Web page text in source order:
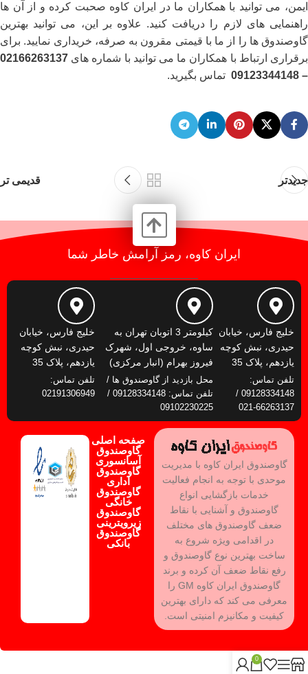
ایمن، می توانید با همکاران ما در ایران کاوه صحبت کرده و از آن ها
راهنمایی های لازم را دریافت کنید. علاوه بر این، می توانید بهترین
گاوصندوق ها را از ما با قیمتی مقرون به صرفه، خریداری نمایید. برای
برقراری ارتباط با همکاران ما می توانید با شماره های 02166263137
– 09123344148
تماس بگیرید.
جدیدتر قدیمی تر
ایران کاوه، رمز آرامش خاطر شما
خلیج فارس، خیابان
حیدری، نبش کوچه
یازدهم، پلاک 35
تلفن تماس:
09128334148 /
66263137-021
کیلومتر 3 اتوبان تهران به
ساوه، خروجی اول، شهرک
فیروز بهرام (انبار مرکزی)
محل بازدید از گاوصندوق ها /
تلفن تماس: 09128334148 /
09102230225
خلیج فارس، خیابان
حیدری، نبش کوچه
یازدهم، پلاک 35
تلفن تماس:
02191306949
گاوصندوق ایران کاوه با مدیریت
موحدی با توجه به انجام فعالیت
خدمات بازگشایی انواع
گاوصندوق و آشنایی با نقاط
ضعف گاوصندوق های مختلف
در اقدامی ویژه شروع به
ساخت بهترین نوع گاوصندوق و
رفع نقاط ضعف آن کرده و برند
گاوصندوق ایران کاوه GM را
معرفی می کند که دارای بهترین
کیفیت و مکانیزم امنیتی است.
صفحه اصلی
گاوصندوق
آسانسوری
گاوصندوق
اداری
گاوصندوق
خانگی
گاوصندوق
زیرویترینی
گاوصندوق
بانکی
0